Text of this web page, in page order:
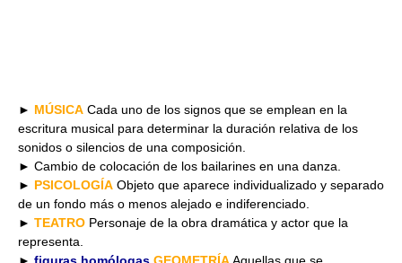
► MÚSICA Cada uno de los signos que se emplean en la
escritura musical para determinar la duración relativa de los
sonidos o silencios de una composición.
► Cambio de colocación de los bailarines en una danza.
► PSICOLOGÍA Objeto que aparece individualizado y separado
de un fondo más o menos alejado e indiferenciado.
► TEATRO Personaje de la obra dramática y actor que la
representa.